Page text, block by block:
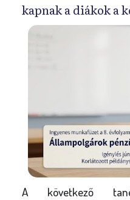
kapnak a diákok a
A következő